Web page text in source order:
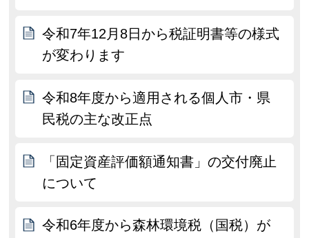
令和7年12月8日から税証明書等の様式
が変わります
令和8年度から適用される個人市・県
民税の主な改正点
「固定資産評価額通知書」の交付廃止
について
令和6年度から森林環境税（国税）が